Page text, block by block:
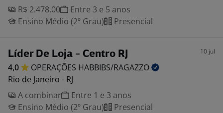
R$ 2.478,00
Entre 3 e 5 anos
Ensino Médio (2º Grau)
Presencial
Líder De Loja - Centro RJ 10 jul
4,0 OPERAÇÕES HABBIBS/RAGAZZO
Rio de Janeiro - RJ
A combinar
Entre 1 e 3 anos
Ensino Médio (2º Grau)
Presencial